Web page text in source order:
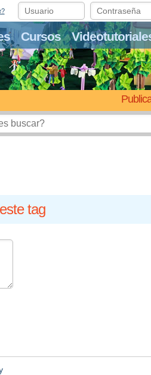
Cursos
tag